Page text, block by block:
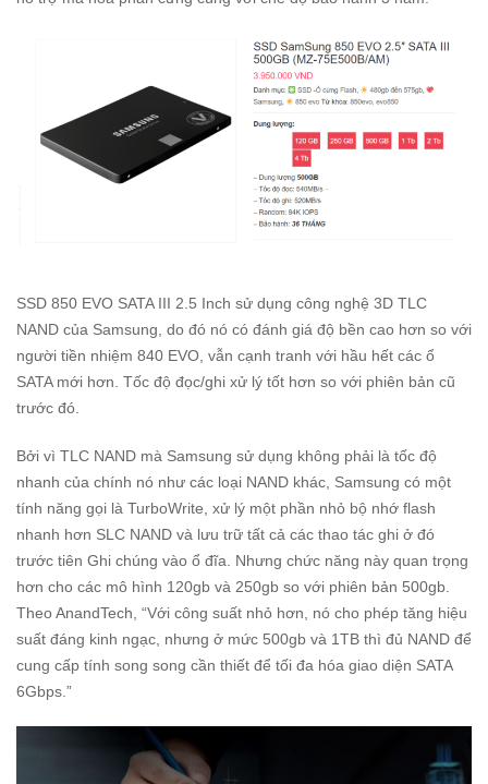
SSD 850 EVO SATA III 2.5 Inch sử dụng công nghệ 3D TLC
NAND của Samsung, do đó nó có đánh giá độ bền cao hơn so với
người tiền nhiệm 840 EVO, vẫn cạnh tranh với hầu hết các ổ
SATA mới hơn. Tốc độ đọc/ghi xử lý tốt hơn so với phiên bản cũ
trước đó.
Bởi vì TLC NAND mà Samsung sử dụng không phải là tốc độ
nhanh của chính nó như các loại NAND khác, Samsung có một
tính năng gọi là TurboWrite, xử lý một phần nhỏ bộ nhớ flash
nhanh hơn SLC NAND và lưu trữ tất cả các thao tác ghi ở đó
trước tiên Ghi chúng vào ổ đĩa. Nhưng chức năng này quan trọng
hơn cho các mô hình 120gb và 250gb so với phiên bản 500gb.
Theo AnandTech, “Với công suất nhỏ hơn, nó cho phép tăng hiệu
suất đáng kinh ngạc, nhưng ở mức 500gb và 1TB thì đủ NAND để
cung cấp tính song song cần thiết để tối đa hóa giao diện SATA
6Gbps.”